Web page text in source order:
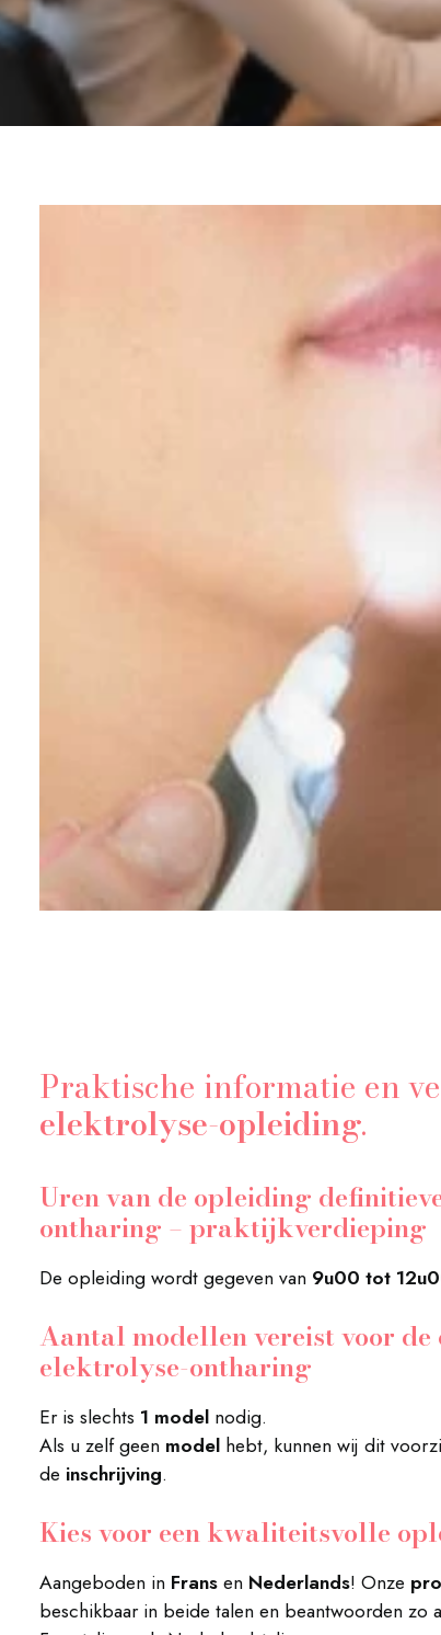
Praktische informatie en
elektrolyse-opleiding.
Uren van de opleiding
ontharing – praktijkverdieping
De opleiding wordt gegeven van 9u00 tot
Aantal modellen vereist voor
elektrolyse-ontharing
Er is slechts 1 model nodig.
Als u zelf geen model hebt, kunnen wij dit
de inschrijving.
Kies voor een kwaliteitsvolle
Aangeboden in Fransen Nederlands! Onze
beschikbaar in beide talen en beantwoorden zo